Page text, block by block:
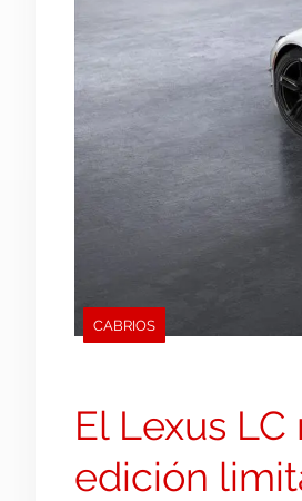
CABRIOS
El Lexus
edición